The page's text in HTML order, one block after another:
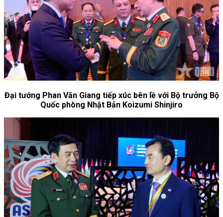
Đại tướng Phan Văn Giang tiếp xúc bên lề với Bộ trưởng Bộ
Quốc phòng Nhật Bản Koizumi Shinjiro